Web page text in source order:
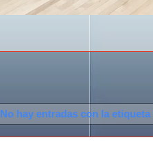
No hay entradas con la etiqueta